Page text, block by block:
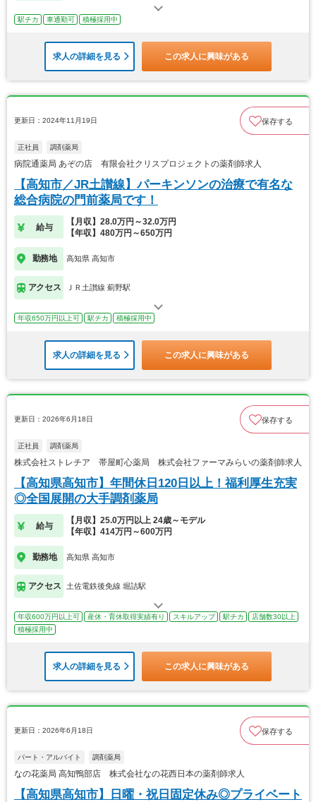
駅チカ 車通勤可 積極採用中
求人の詳細を見る この求人に興味がある
更新日：2024年11月19日 保存する
正社員 調剤薬局
病院通薬局 あぞの店 有限会社クリスプロジェクトの薬剤師求人
【高知市／JR土讃線】パーキンソンの治療で有名な
総合病院の門前薬局です！
給与
【月収】28.0万円～32.0万円
【年収】480万円～650万円
勤務地 高知県 高知市
アクセス ＪＲ土讃線 薊野駅
年収650万円以上可 駅チカ 積極採用中
求人の詳細を見る この求人に興味がある
更新日：2026年6月18日 保存する
正社員 調剤薬局
株式会社ストレチア 帯屋町心薬局 株式会社ファーマみらいの薬剤師求人
【高知県高知市】年間休日120日以上！福利厚生充実
◎全国展開の大手調剤薬局
給与
【月収】25.0万円以上 24歳～モデル
【年収】414万円～600万円
勤務地 高知県 高知市
アクセス 土佐電鉄後免線 堀詰駅
年収600万円以上可 産休・育休取得実績有り スキルアップ 駅チカ
店舗数30以上
積極採用中
求人の詳細を見る この求人に興味がある
更新日：2026年6月18日 保存する
パート・アルバイト 調剤薬局
なの花薬局 高知鴨部店 株式会社なの花西日本の薬剤師求人
【高知県高知市】日曜・祝日固定休み◎プライベート